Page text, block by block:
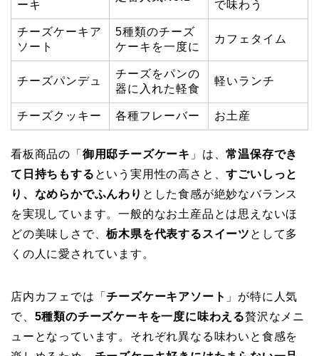
ーキ で味わう
チーズケーキア
ソート
5種類のチーズ
ケーキを一度に
カフェタイム
チーズパンデュ
チーズをパンの
器に入れた軽食
軽いランチ
チーズクッキー 各種フレーバー お土産
看板商品の「 御用邸チーズケーキ 」は、常温保存でき
て日持ちもする という実用性の高さと、すごいしっと
り、なめらかでふんわり とした食感が絶妙なバランス
を実現しています。一般的なお土産品とは思えないほ
どの美味しさで、栃木県を代表するスイーツ として多
くの人に愛されています。
店内カフェでは「チーズケーキアソート 」が特に人気
で、 5種類のチーズケーキを一度に味わえる贅沢なメニ
ューとなっています。それぞれ異なる味わいと食感を